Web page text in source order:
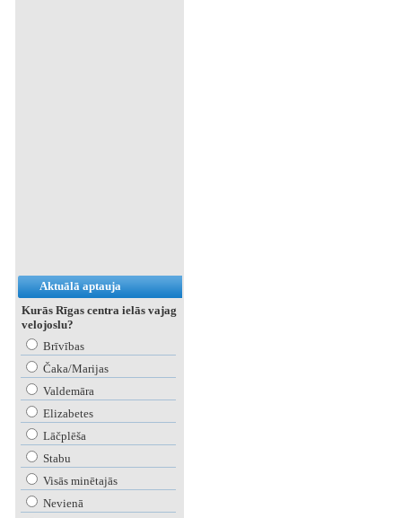
Aktuālā aptauja
Kurās Rīgas centra ielās vajag
velojoslu?
Brīvības
Čaka/Marijas
Valdemāra
Elizabetes
Lāčplēša
Stabu
Visās minētajās
Nevienā